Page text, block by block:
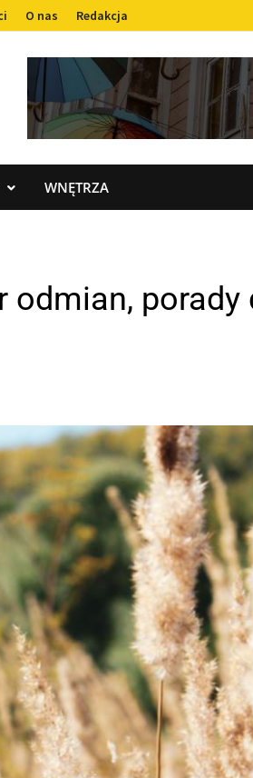
O nas Redakcja
WNĘTRZA
odmian,